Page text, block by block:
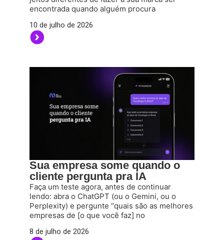
encontrada quando alguém procura
10 de julho de 2026
Sua empresa some quando o
cliente pergunta pra IA
Faça um teste agora, antes de continuar
lendo: abra o ChatGPT (ou o Gemini, ou o
Perplexity) e pergunte “quais são as melhores
empresas de [o que você faz] no
8 de julho de 2026